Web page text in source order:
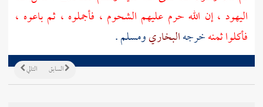
اليهود ، إن الله حرم عليهم الشحوم ، فأجملوه ، ثم باعوه ،
فأكلوا ثمنهخرجهالبخاريومسلم.
التالي السابق